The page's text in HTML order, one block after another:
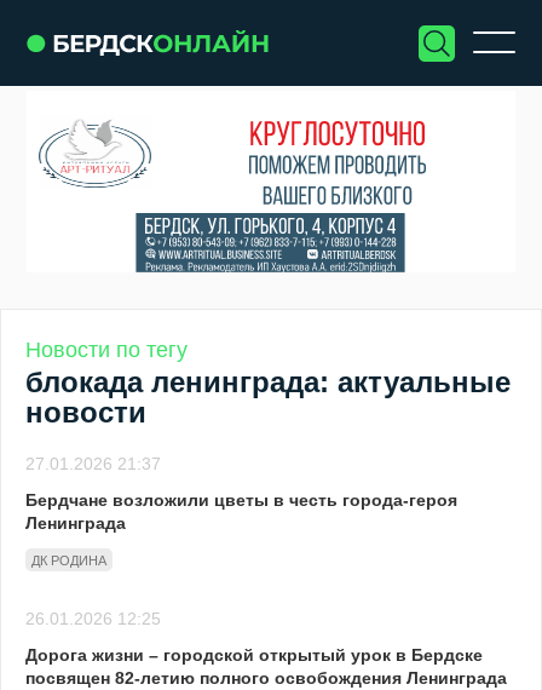
Новости по тегу
блокада ленинграда: актуальные
новости
27.01.2026 21:37
Бердчане возложили цветы в честь города-героя
Ленинграда
ДК РОДИНА
26.01.2026 12:25
Дорога жизни – городской открытый урок в Бердске
посвящен 82-летию полного освобождения Ленинграда